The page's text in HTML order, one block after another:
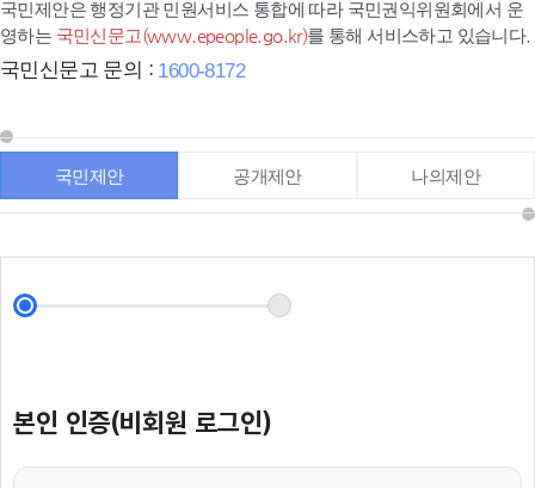
국민제안은 행정기관 민원서비스 통합에 따라 국민권익위원회에서 운
영하는 국민신문고(www.epeople.go.kr)를 통해 서비스하고 있습니다.
국민신문고 문의 : 1600-8172
국민제안 공개제안 나의제안